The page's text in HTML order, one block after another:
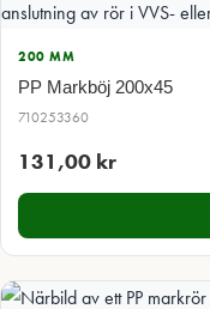
200 MM
PP Markböj 200x45
710253360
131,00 kr